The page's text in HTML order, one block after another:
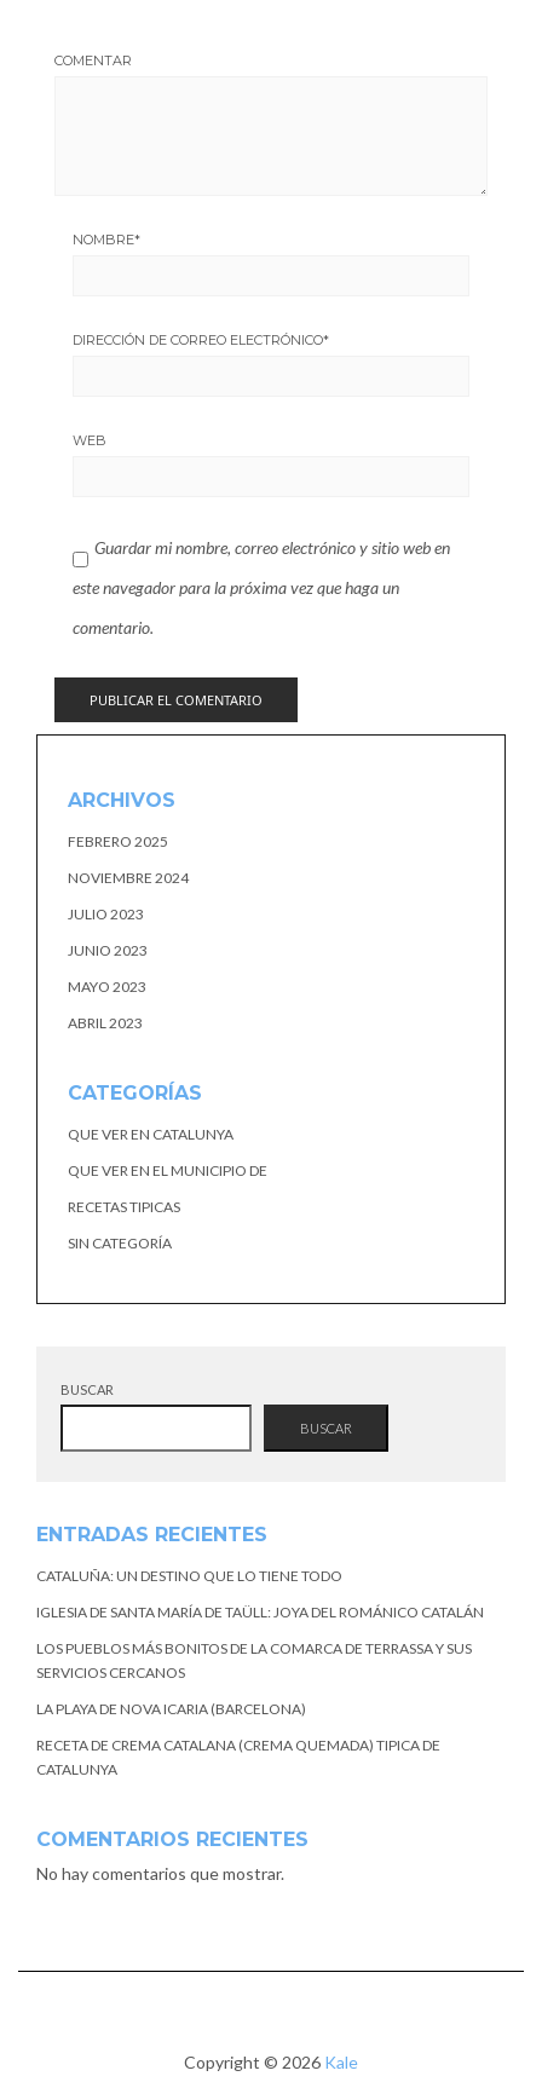
COMENTAR
NOMBRE*
DIRECCIÓN DE CORREO ELECTRÓNICO*
WEB
Guardar mi nombre, correo electrónico y sitio web en
este navegador para la próxima vez que haga un
comentario.
ARCHIVOS
FEBRERO 2025
NOVIEMBRE 2024
JULIO 2023
JUNIO 2023
MAYO 2023
ABRIL 2023
CATEGORÍAS
QUE VER EN CATALUNYA
QUE VER EN EL MUNICIPIO DE
RECETAS TIPICAS
SIN CATEGORÍA
BUSCAR
BUSCAR
ENTRADAS RECIENTES
CATALUÑA: UN DESTINO QUE LO TIENE TODO
IGLESIA DE SANTA MARÍA DE TAÜLL: JOYA DEL ROMÁNICO CATALÁN
LOS PUEBLOS MÁS BONITOS DE LA COMARCA DE TERRASSA Y SUS
SERVICIOS CERCANOS
LA PLAYA DE NOVA ICARIA (BARCELONA)
RECETA DE CREMA CATALANA (CREMA QUEMADA) TIPICA DE
CATALUNYA
COMENTARIOS RECIENTES
No hay comentarios que mostrar.
Copyright © 2026 Kale